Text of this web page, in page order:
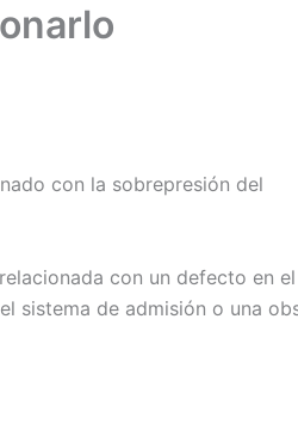
con la sobrepresión del
con un defecto en
sistema de admisión o una